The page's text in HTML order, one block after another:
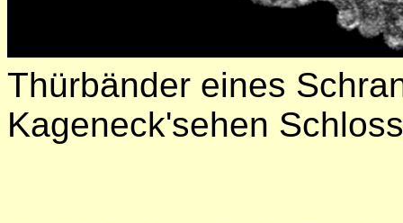
Thürbänder eines
Kageneck'sehen